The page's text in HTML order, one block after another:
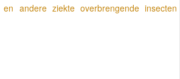
andere ziekte overbrengende insecten